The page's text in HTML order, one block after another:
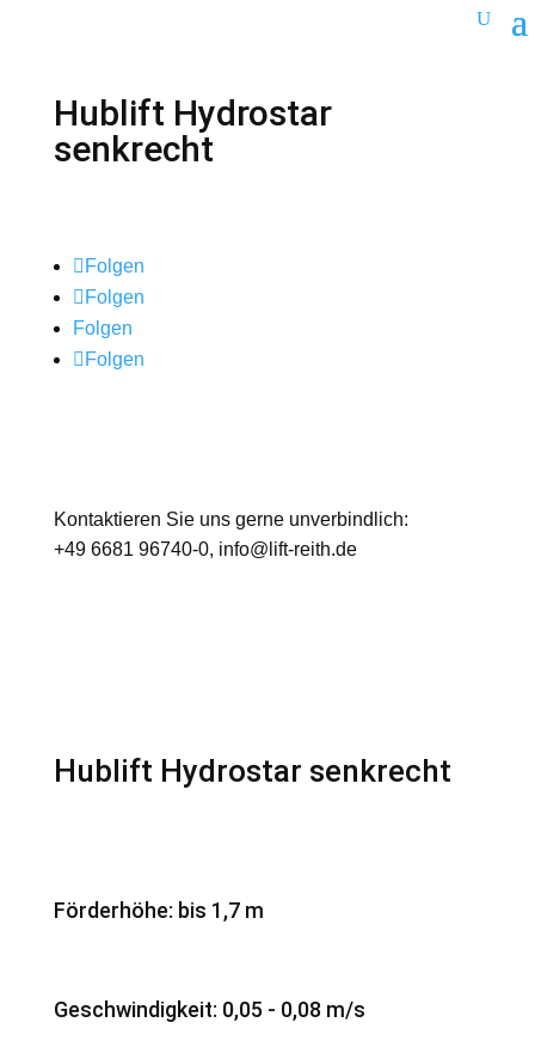
Hublift Hydrostar
senkrecht
Folgen
Folgen
Folgen
Folgen
Kontaktieren Sie uns gerne unverbindlich:
+49 6681 96740-0, info@lift-reith.de
Hublift Hydrostar senkrecht
Förderhöhe: bis 1,7 m
Geschwindigkeit: 0,05 - 0,08 m/s